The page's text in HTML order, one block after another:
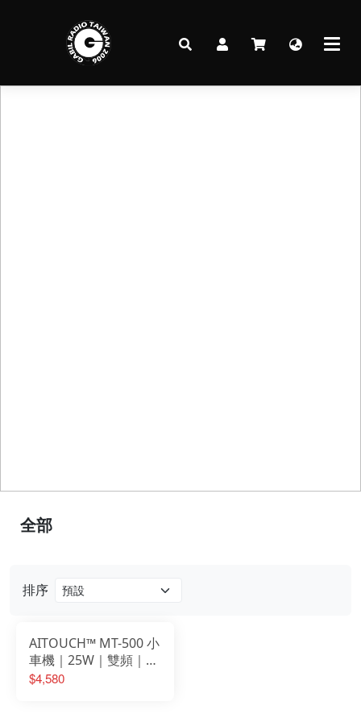
排序
AITOUCH™ MT-500 小
車機｜25W｜雙頻｜分
離面板
$4,580
全部